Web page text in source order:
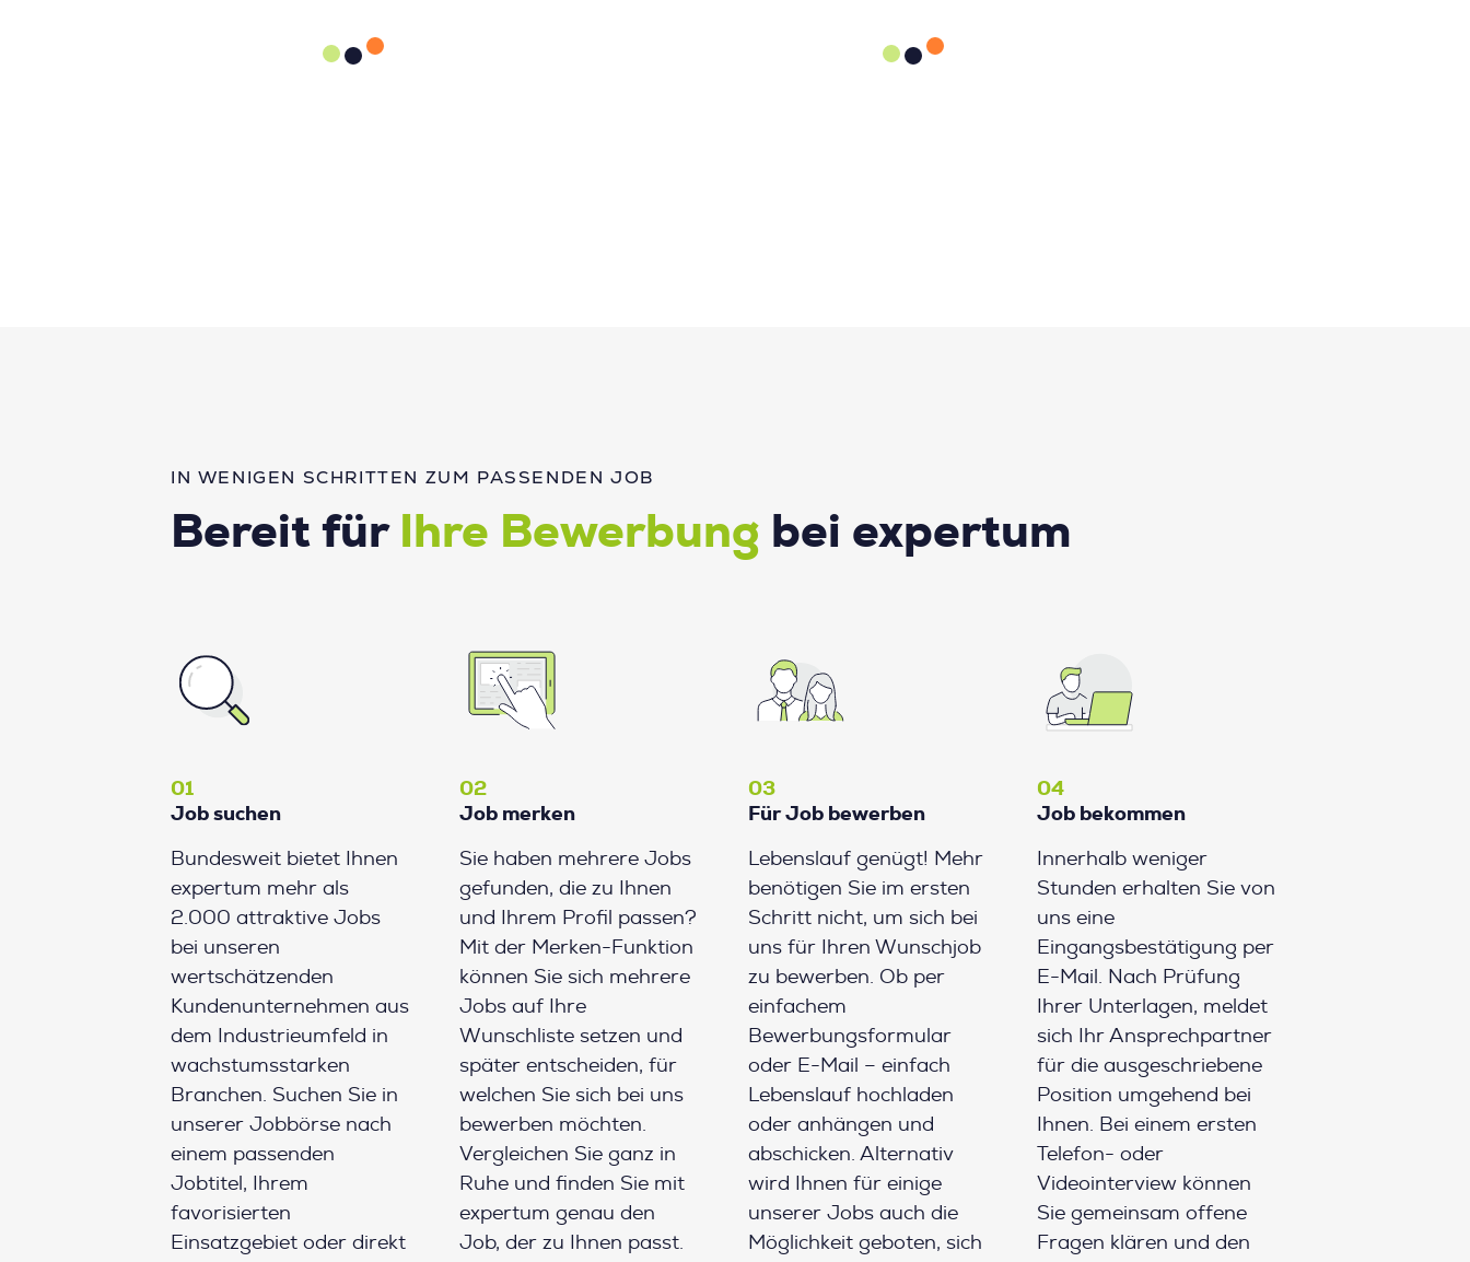
IN WENIGEN SCHRITTEN ZUM PASSENDEN JOB
Bereit für Ihre Bewerbung bei expertum
01
Job suchen
Bundesweit bietet Ihnen
expertum mehr als
2.000 attraktive Jobs
bei unseren
wertschätzenden
Kundenunternehmen aus
dem Industrieumfeld in
wachstumsstarken
Branchen. Suchen Sie in
unserer Jobbörse nach
einem passenden
Jobtitel, Ihrem
favorisierten
Einsatzgebiet oder direkt
02
Job merken
Sie haben mehrere Jobs
gefunden, die zu Ihnen
und Ihrem Profil passen?
Mit der Merken-Funktion
können Sie sich mehrere
Jobs auf Ihre
Wunschliste setzen und
später entscheiden, für
welchen Sie sich bei uns
bewerben möchten.
Vergleichen Sie ganz in
Ruhe und finden Sie mit
expertum genau den
Job, der zu Ihnen passt.
03
Für Job bewerben
Lebenslauf genügt! Mehr
benötigen Sie im ersten
Schritt nicht, um sich bei
uns für Ihren Wunschjob
zu bewerben. Ob per
einfachem
Bewerbungsformular
oder E-Mail – einfach
Lebenslauf hochladen
oder anhängen und
abschicken. Alternativ
wird Ihnen für einige
unserer Jobs auch die
Möglichkeit geboten, sich
04
Job bekommen
Innerhalb weniger
Stunden erhalten Sie von
uns eine
Eingangsbestätigung per
E-Mail. Nach Prüfung
Ihrer Unterlagen, meldet
sich Ihr Ansprechpartner
für die ausgeschriebene
Position umgehend bei
Ihnen. Bei einem ersten
Telefon- oder
Videointerview können
Sie gemeinsam offene
Fragen klären und den